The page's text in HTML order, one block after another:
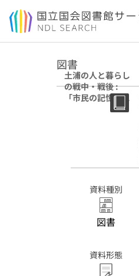
本文へ移動
図書
土浦の人と暮らし
の戦中・戦後 :
「市民の記憶」収
資料種別
図書
資料形態